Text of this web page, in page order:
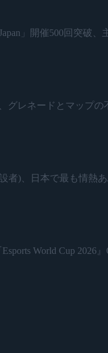
」開催500回突破
、グレネードとマップ
者)、日本で最も情熱
World Cup 2026